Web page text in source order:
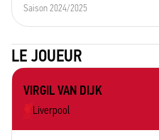
Saison 2024/2025
LE JOUEUR
VIRGIL VAN DIJK
Liverpool